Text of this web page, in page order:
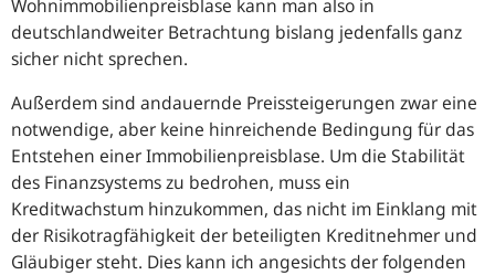
Wohnimmobilienpreisblase kann man also in
deutschlandweiter Betrachtung bislang jedenfalls ganz
sicher nicht sprechen.
Außerdem sind andauernde Preissteigerungen zwar eine
notwendige, aber keine hinreichende Bedingung für das
Entstehen einer Immobilienpreisblase. Um die Stabilität
des Finanzsystems zu bedrohen, muss ein
Kreditwachstum hinzukommen, das nicht im Einklang mit
der Risikotragfähigkeit der beteiligten Kreditnehmer und
Gläubiger steht. Dies kann ich angesichts der folgenden